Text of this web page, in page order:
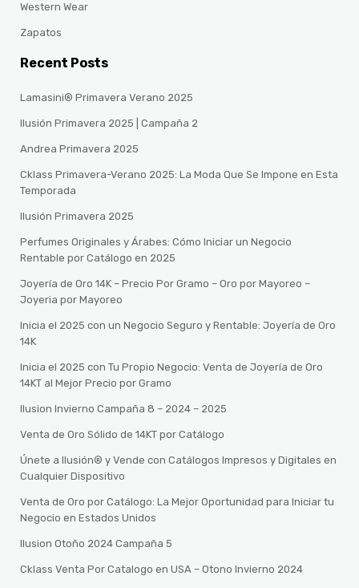
Western Wear
Zapatos
Recent Posts
Lamasini® Primavera Verano 2025
Ilusión Primavera 2025 | Campaña 2
Andrea Primavera 2025
Cklass Primavera-Verano 2025: La Moda Que Se Impone en Esta
Temporada
Ilusión Primavera 2025
Perfumes Originales y Árabes: Cómo Iniciar un Negocio
Rentable por Catálogo en 2025
Joyería de Oro 14K – Precio Por Gramo – Oro por Mayoreo –
Joyeria por Mayoreo
Inicia el 2025 con un Negocio Seguro y Rentable: Joyería de Oro
14K
Inicia el 2025 con Tu Propio Negocio: Venta de Joyería de Oro
14KT al Mejor Precio por Gramo
Ilusion Invierno Campaña 8 – 2024 – 2025
Venta de Oro Sólido de 14KT por Catálogo
Únete a Ilusión® y Vende con Catálogos Impresos y Digitales en
Cualquier Dispositivo
Venta de Oro por Catálogo: La Mejor Oportunidad para Iniciar tu
Negocio en Estados Unidos
Ilusion Otoño 2024 Campaña 5
Cklass Venta Por Catalogo en USA – Otono Invierno 2024